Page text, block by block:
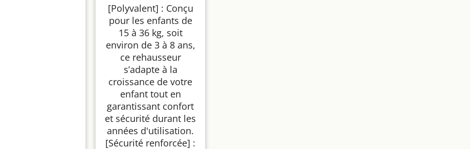
[Polyvalent] : Conçu
pour les enfants de
15 à 36 kg, soit
environ de 3 à 8 ans,
ce rehausseur
s’adapte à la
croissance de votre
enfant tout en
garantissant confort
et sécurité durant les
années d'utilisation.
[Sécurité renforcée] :